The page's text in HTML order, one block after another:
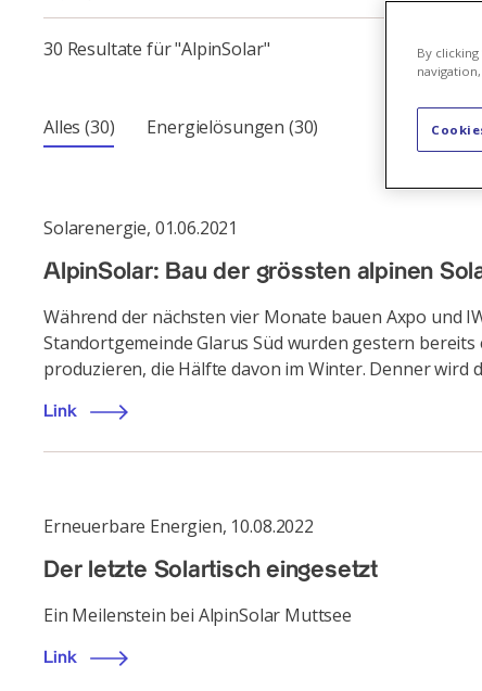
30 Resultate für "AlpinSolar"
Alles(30) Energielösungen (30)
Solarenergie, 01.06.2021
AlpinSolar: Bau der grössten alpinen
Während der nächsten vier Monate bauen Axpo und
Standortgemeinde Glarus Süd wurden gestern
produzieren, die Hälfte davon im Winter. Denner wird
Link
Erneuerbare Energien, 10.08.2022
Der letzte Solartisch eingesetzt
Ein Meilenstein bei AlpinSolar Muttsee
Link
By